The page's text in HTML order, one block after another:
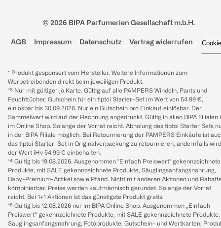
© 2026 BIPA Parfumerien Gesellschaft m.b.H.
AGB Impressum Datenschutz Vertrag widerrufen
* Produkt gesponsert vom Hersteller. Weitere Informationen zum
Werbetreibenden direkt beim jeweiligen Produkt.
*³ Nur mit gültiger jö Karte. Gültig auf alle PAMPERS Windeln, Pants und
Feuchttücher. Gutschein für ein tiptoi Starter-Set im Wert von 54.99 €,
einlösbar bis 30.09.2026. Nur ein Gutschein pro Einkauf einlösbar. Der
Sammelwert wird auf der Rechnung angedruckt. Gültig in allen BIPA Filialen
im Online Shop. Solange der Vorrat reicht. Abholung des tiptoi Starter Sets
in der BIPA Filiale möglich. Bei Retournierung der PAMPERS Einkäufe ist
das tiptoi Starter-Set in Originalverpackung zu retournieren, andernfalls wird
der Wert iHv 54.99 € einbehalten.
*⁴ Gültig bis 19.08.2026. Ausgenommen "Einfach Preiswert" gekennzeichnete
Produkte, mit SALE gekennzeichnete Produkte, Säuglingsanfangsnahrung,
Baby-Premium-Artikel sowie Pfand. Nicht mit anderen Aktionen und
kombinierbar. Preise werden kaufmännisch gerundet. Solange der Vorrat
reicht. Bei 1+1 Aktionen ist das günstigste Produkt gratis.
*⁸ Gültig bis 12.08.2026 nur im BIPA Online Shop. Ausgenommen „Einfach
Preiswert“ gekennzeichnete Produkte, mit SALE gekennzeichnete Produkte,
Säuglingsanfangsnahrung, Fotoprodukte, Gutschein- und Wertkarten,